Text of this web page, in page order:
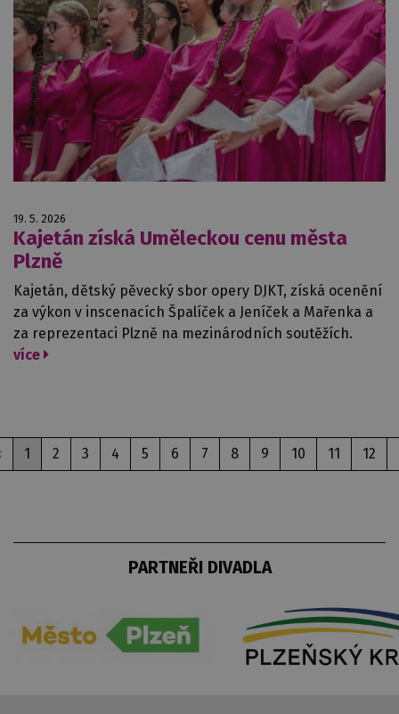
19. 5. 2026
Kajetán získá Uměleckou cenu města
Plzně
Kajetán, dětský pěvecký sbor opery DJKT, získá ocenění
za výkon v inscenacích Špalíček a Jeníček a Mařenka a
za reprezentaci Plzně na mezinárodních soutěžích.
více
1 2 3 4 5 6 7 8 9 10 11 12
PARTNEŘI DIVADLA